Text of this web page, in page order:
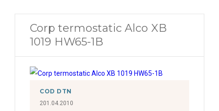
Corp termostatic Alco XB
1019 HW65-1B
COD DTN
201.04.2010